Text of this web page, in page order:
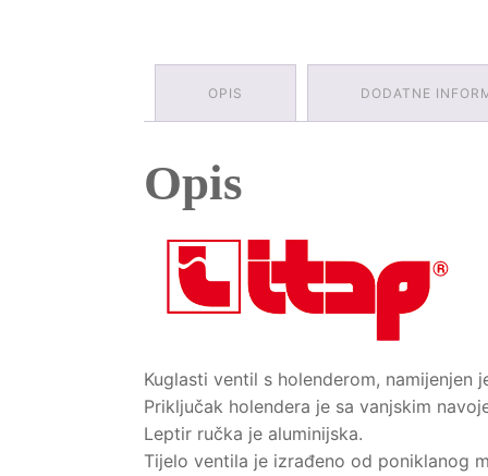
OPIS DODATNE
Opis
Kuglasti ventil s holenderom,
Priključak holendera je sa vanjskim
Leptir ručka je aluminijska.
Tijelo ventila je izrađeno od poniklanog